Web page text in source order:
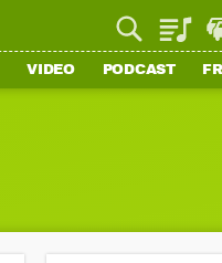
Playlist
VIDEO PODCAST